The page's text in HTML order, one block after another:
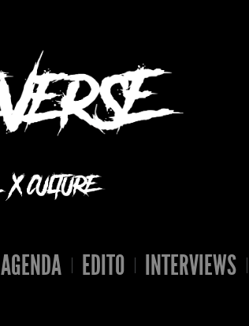
AGENDA EDITO INTERVIEWS